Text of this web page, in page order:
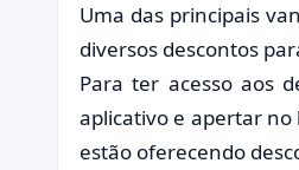
Uma das principais
diversos descontos
Para ter acesso aos
aplicativo e apertar no
estão oferecendo